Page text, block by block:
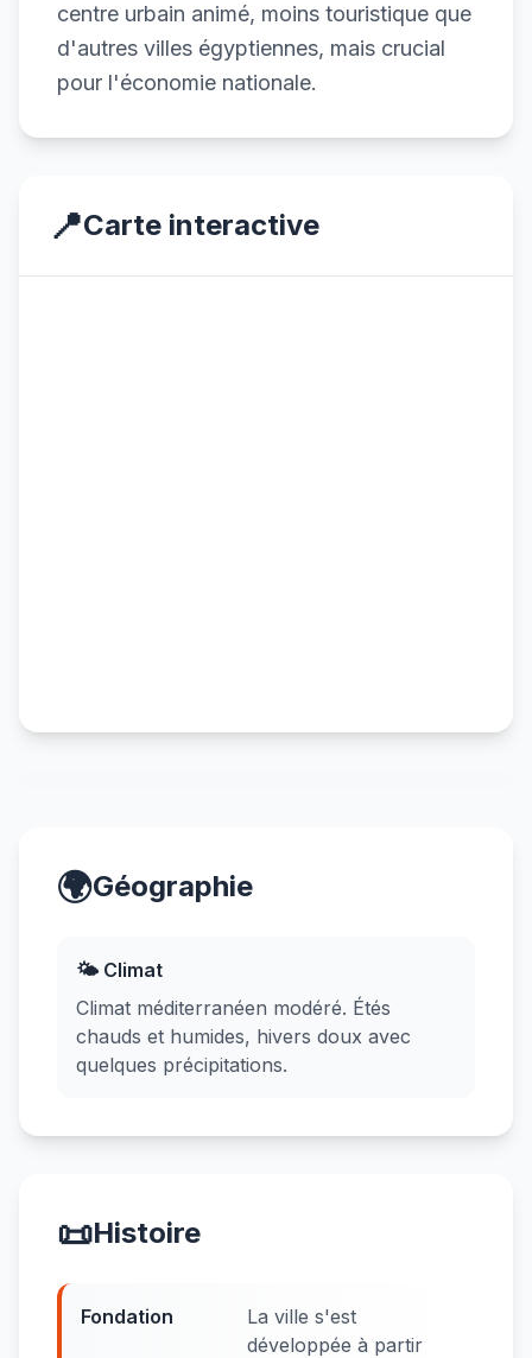
centre urbain animé, moins touristique que
d'autres villes égyptiennes, mais crucial
pour l'économie nationale.
📍Carte interactive
🌍Géographie
🌤️ Climat
Climat méditerranéen modéré. Étés
chauds et humides, hivers doux avec
quelques précipitations.
📜Histoire
Fondation
La ville s'est
développée à partir